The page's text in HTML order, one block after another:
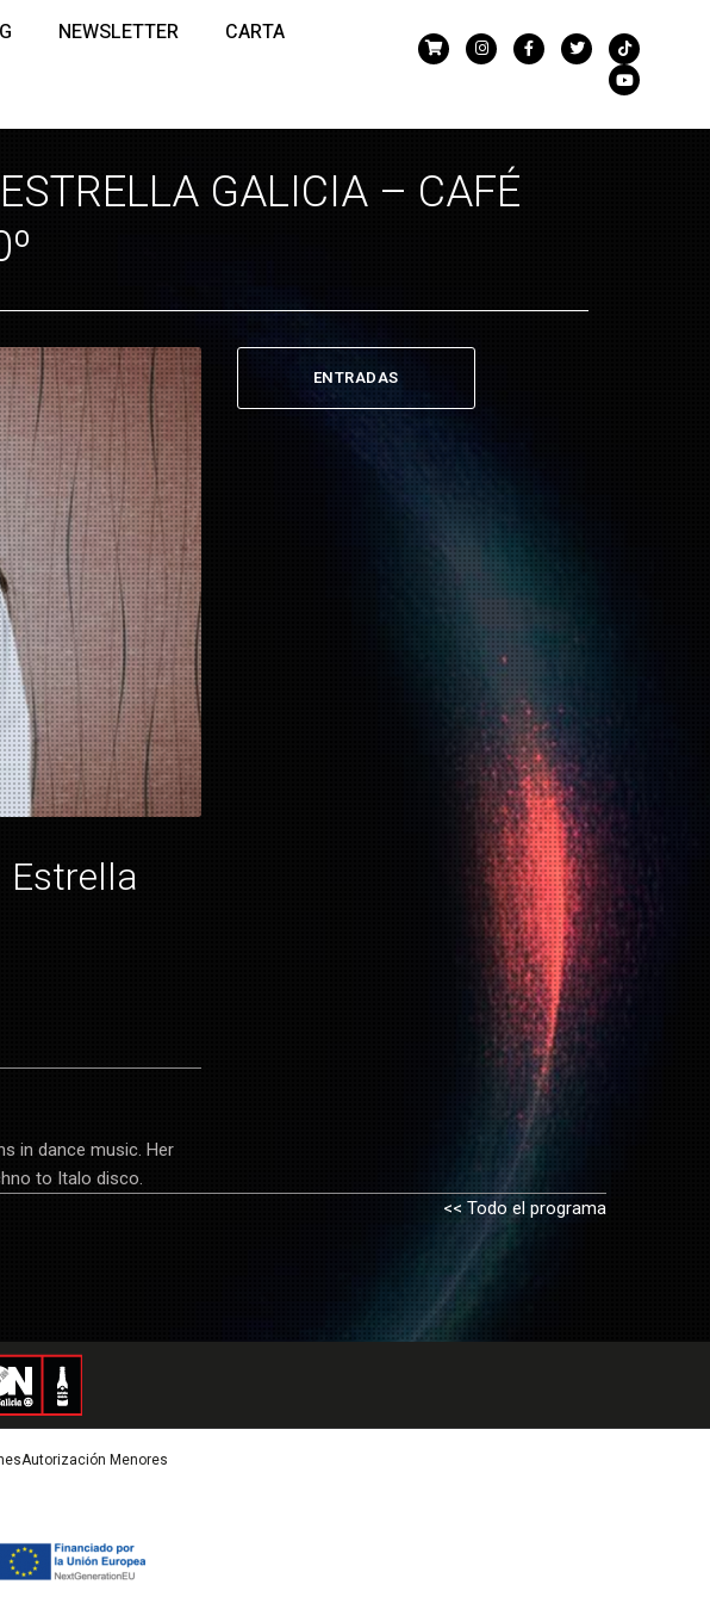
NEWSLETTER CARTA
GALICIA – CAFÉ
Estrella
in dance music. Her
to Italo disco.
ENTRADAS
<< Todo el programa
Autorización Menores